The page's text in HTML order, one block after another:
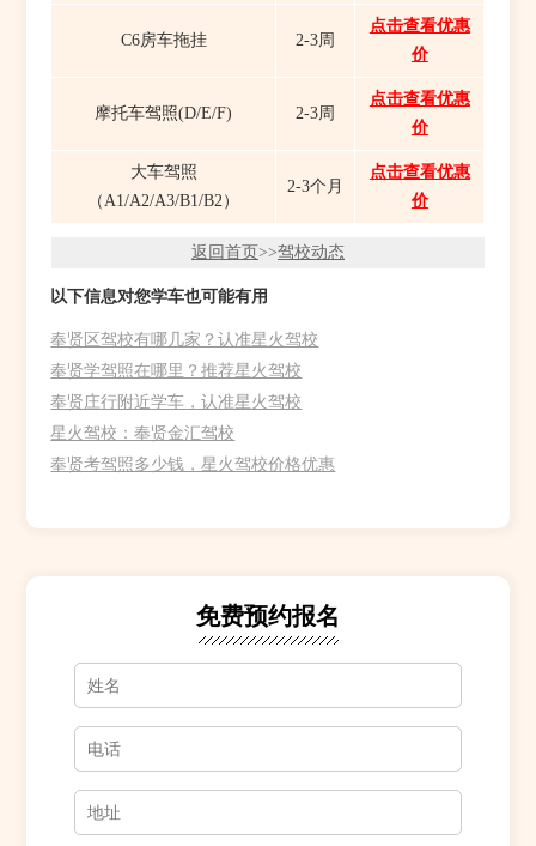
C6房车拖挂 2-3周
点击查看优惠
价
摩托车驾照(D/E/F) 2-3周
点击查看优惠
价
大车驾照
（A1/A2/A3/B1/B2）
2-3个月
点击查看优惠
价
返回首页 >>驾校动态
以下信息对您学车也可能有用
奉贤区驾校有哪几家？认准星火驾校
奉贤学驾照在哪里？推荐星火驾校
奉贤庄行附近学车，认准星火驾校
星火驾校：奉贤金汇驾校
奉贤考驾照多少钱，星火驾校价格优惠
免费预约报名